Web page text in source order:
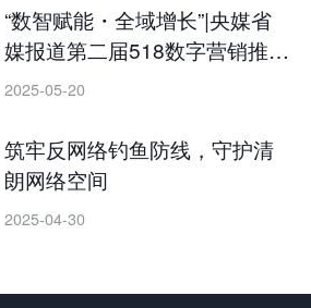
“数智赋能・全域增长”|央媒省
媒报道第二届518数字营销推广
者节
2025-05-20
筑牢反网络钓鱼防线，守护清
朗网络空间
2025-04-30